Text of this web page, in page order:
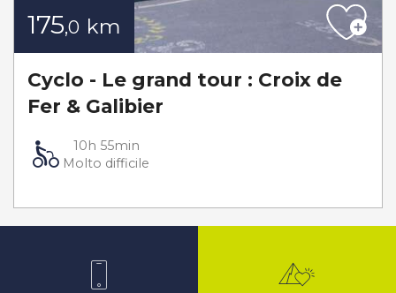
175,0 km
Cyclo - Le grand tour : Croix de
Fer & Galibier
10h 55min
Molto difficile